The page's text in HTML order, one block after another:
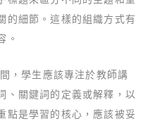
的細節。這樣的組織方式有
。
，學生應該專注於教師講
、關鍵詞的定義或解釋，以
點是學習的核心，應該被妥